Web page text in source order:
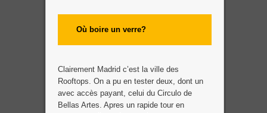
Où boire un verre?
Clairement Madrid c’est la ville des
Rooftops. On a pu en tester deux, dont un
avec accès payant, celui du Circulo de
Bellas Artes. Apres un rapide tour en